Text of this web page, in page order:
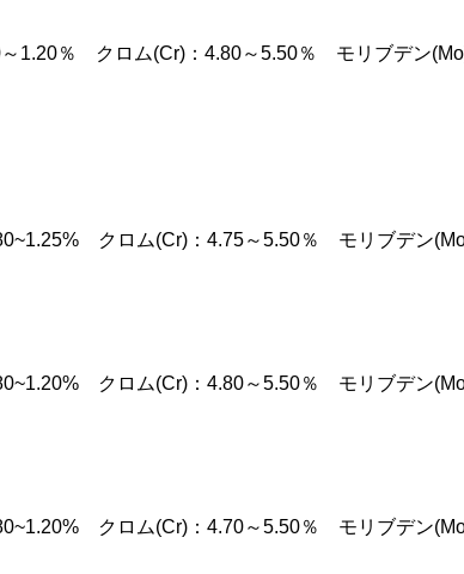
1.20％ クロム(Cr)：4.80～5.50％ モリブデン
クロム(Cr)：4.75～5.50％ モリブデン
クロム(Cr)：4.80～5.50％ モリブデン
クロム(Cr)：4.70～5.50％ モリブデン